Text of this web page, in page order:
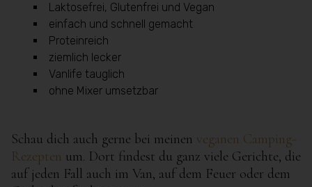
Laktosefrei, Glutenfrei und Vegan
einfach und schnell gemacht
Proteinreich
ziemlich lecker
Vanlife tauglich
ohne Mixer umsetzbar
Schau dich auch gerne bei meinen veganen Camping-
Rezepten um. Dort findest du ganz viele Gerichte, die
auf jeden Fall auch im Van, auf dem Feuer oder dem